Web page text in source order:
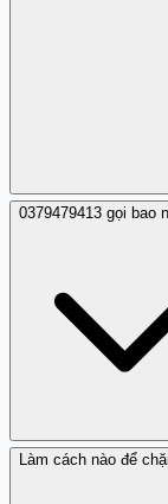
Nếu bạn đã chia
hãy liên hệ
và giám sát tài
tâm VNCERT/CC
0379479413 gọi bao
Làm cách nào để